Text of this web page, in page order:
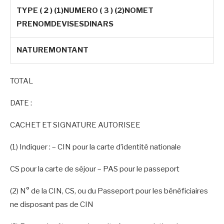
TYPE ( 2 ) (1)NUMERO ( 3 ) (2)NOMET
PRENOMDEVISESDINARS
NATUREMONTANT
TOTAL
DATE :
CACHET ET SIGNATURE AUTORISEE
(1) Indiquer : – CIN pour la carte d’identité nationale
CS pour la carte de séjour – PAS pour le passeport
(2) N° de la CIN, CS, ou du Passeport pour les bénéficiaires
ne disposant pas de CIN